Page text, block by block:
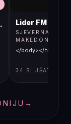
Mcedonia
Lider FM 107,4
SJEVERNA
MAKEDONIJA
</body></html>
34 SLUŠATELJA
→